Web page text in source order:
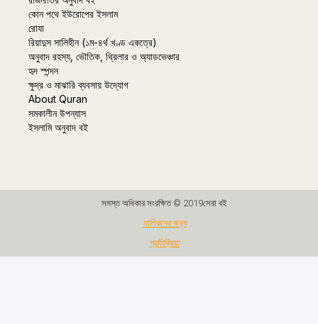
কোন পথে ইউরোপের ইসলাম
রোযা
রিয়াদুস সালিহীন (১ম-৪র্থ খণ্ড একত্রে)
অনুবাদ রহস্য, ভৌতিক, থ্রিলার ও অ্যাডভেঞ্চার
হৃদ স্পন্দন
ক্ষুদ্র ও মাঝারি ব্যবসায় উদ্যোগ
About Quran
সমকালীন উপন্যাস
ইসলামি অনুবাদ বই
সমস্ত অধিকার সংরক্ষিত © 2019সেরা বই
মালিকদের জন্য
প্রতিক্রিয়া